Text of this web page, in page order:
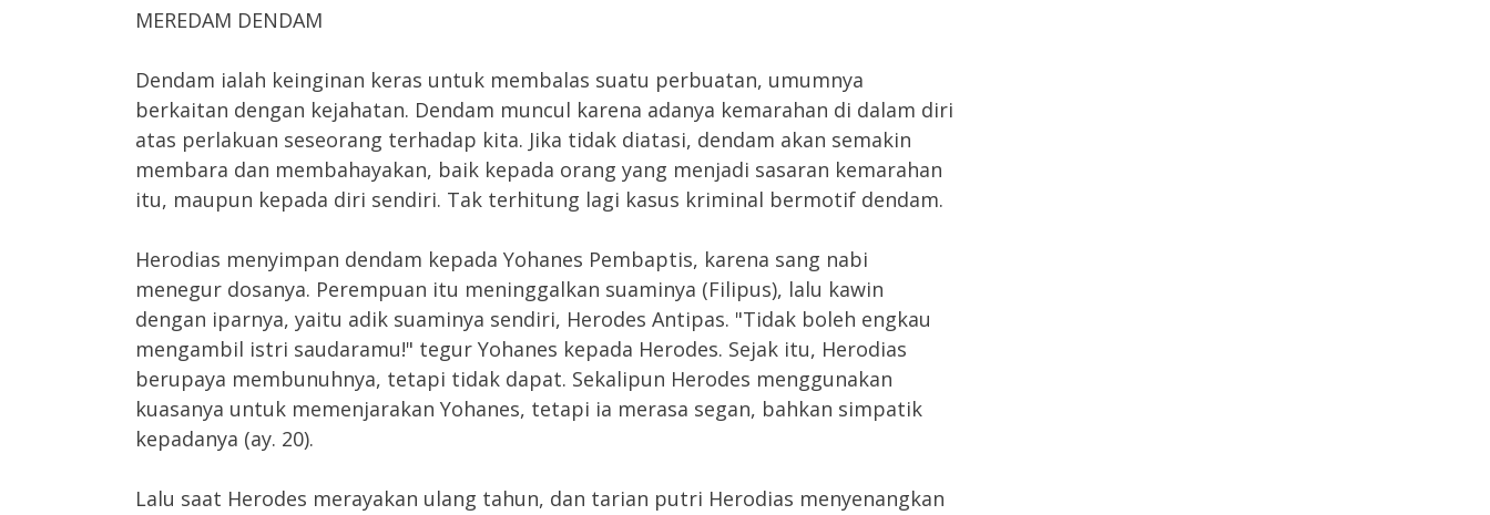
MEREDAM DENDAM
Dendam ialah keinginan keras untuk membalas suatu perbuatan, umumnya
berkaitan dengan kejahatan. Dendam muncul karena adanya kemarahan di dalam diri
atas perlakuan seseorang terhadap kita. Jika tidak diatasi, dendam akan semakin
membara dan membahayakan, baik kepada orang yang menjadi sasaran kemarahan
itu, maupun kepada diri sendiri. Tak terhitung lagi kasus kriminal bermotif dendam.
Herodias menyimpan dendam kepada Yohanes Pembaptis, karena sang nabi
menegur dosanya. Perempuan itu meninggalkan suaminya (Filipus), lalu kawin
dengan iparnya, yaitu adik suaminya sendiri, Herodes Antipas. "Tidak boleh engkau
mengambil istri saudaramu!" tegur Yohanes kepada Herodes. Sejak itu, Herodias
berupaya membunuhnya, tetapi tidak dapat. Sekalipun Herodes menggunakan
kuasanya untuk memenjarakan Yohanes, tetapi ia merasa segan, bahkan simpatik
kepadanya (ay. 20).
Lalu saat Herodes merayakan ulang tahun, dan tarian putri Herodias menyenangkan